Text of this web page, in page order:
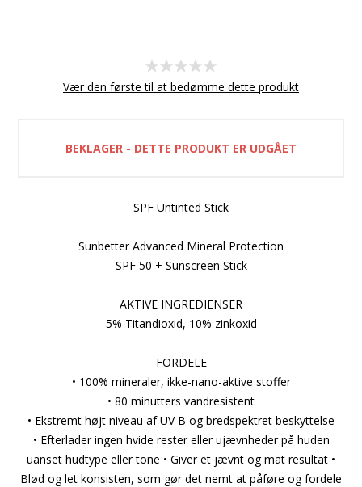
Vær den første til at bedømme dette produkt
BEKLAGER - DETTE PRODUKT ER UDGÅET
SPF Untinted Stick
Sunbetter Advanced Mineral Protection
SPF 50 + Sunscreen Stick
AKTIVE INGREDIENSER
5% Titandioxid, 10% zinkoxid
FORDELE
• 100% mineraler, ikke-nano-aktive stoffer
• 80 minutters vandresistent
• Ekstremt højt niveau af UV B og bredspektret beskyttelse
• Efterlader ingen hvide rester eller ujævnheder på huden
uanset hudtype eller tone • Giver et jævnt og mat resultat •
Blød og let konsisten, som gør det nemt at påføre og fordele